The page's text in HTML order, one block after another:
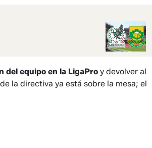
del equipo en la LigaPro y devolver al
la directiva ya está sobre la mesa; el